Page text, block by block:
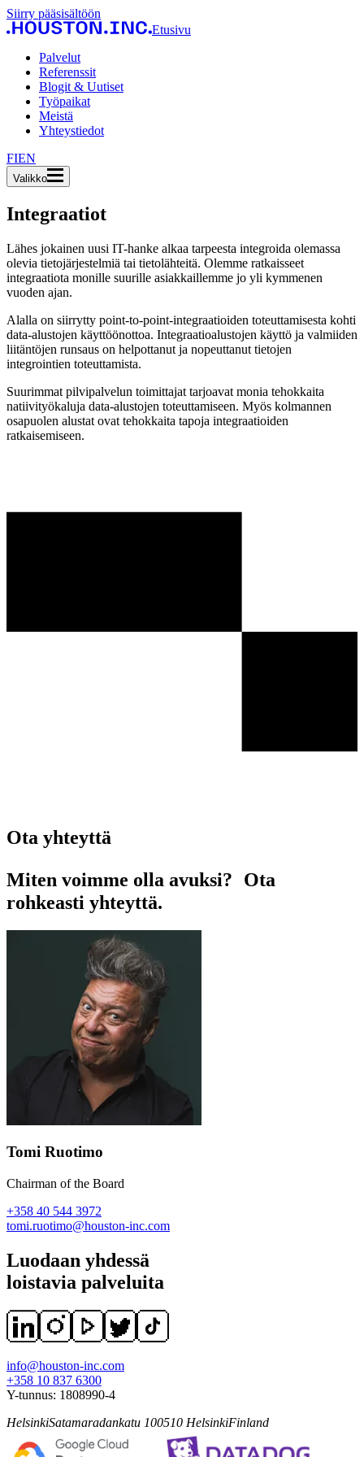
Siirry pääsisältöön
Etusivu
Palvelut
Referenssit
Blogit & Uutiset
Työpaikat
Meistä
Yhteystiedot
FIEN
Valikko
Integraatiot
Lähes jokainen uusi IT-hanke alkaa tarpeesta integroida olemassa
olevia tietojärjestelmiä tai tietolähteitä. Olemme ratkaisseet
integraatiota monille suurille asiakkaillemme jo yli kymmenen
vuoden ajan.
Alalla on siirrytty point-to-point-integraatioiden toteuttamisesta kohti
data-alustojen käyttöönottoa. Integraatioalustojen käyttö ja valmiiden
liitäntöjen runsaus on helpottanut ja nopeuttanut tietojen
integrointien toteuttamista.
Suurimmat pilvipalvelun toimittajat tarjoavat monia tehokkaita
natiivityökaluja data-alustojen toteuttamiseen. Myös kolmannen
osapuolen alustat ovat tehokkaita tapoja integraatioiden
ratkaisemiseen.
Ota yhteyttä
Miten voimme olla avuksi? Ota
rohkeasti yhteyttä.
Tomi Ruotimo
Chairman of the Board
+358 40 544 3972
tomi.ruotimo@houston-inc.com
Luodaan yhdessä
loistavia palveluita
info@houston-inc.com
+358 10 837 6300
Y-tunnus: 1808990-4
HelsinkiSatamaradankatu 100510 HelsinkiFinland